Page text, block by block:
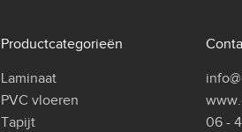
Productcategorieën
Laminaat
PVC vloeren
Tapijt
06 -